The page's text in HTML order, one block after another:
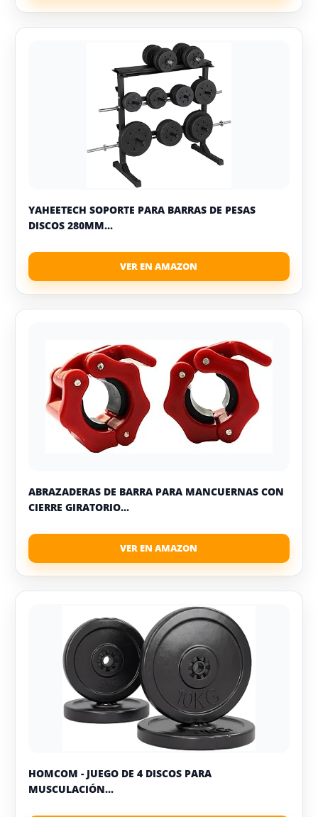
YAHEETECH SOPORTE PARA BARRAS DE PESAS
DISCOS 280MM...
ABRAZADERAS DE BARRA PARA MANCUERNAS CON
CIERRE GIRATORIO...
HOMCOM - JUEGO DE 4 DISCOS PARA
MUSCULACIÓN...